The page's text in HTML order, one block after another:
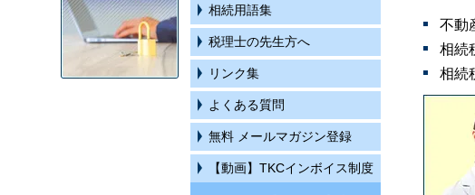
不動
相続
相続
相続用語集
税理士の先生方へ
リンク集
よくある質問
無料 メールマガジン登録
【動画】TKCインボイス制度